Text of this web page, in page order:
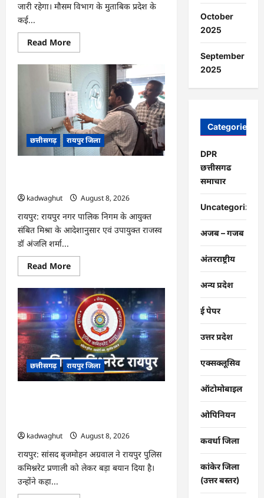
जारी रहेगा। मौसम विभाग के मुताबिक प्रदेश के
कई...
Read MoreRead
more
CG
:
किताबों
से
भरा
बस्ता
और
स्कूल
पहुंचने
के
लिए
मुश्किल
छत्तीसगढ़ रायपुर जिला
kadwaghut
August 8, 2026
रायपुर: रायपुर नगर पालिक निगम के आयुक्त
संबित मिश्रा के आदेशानुसार एवं उपायुक्त राजस्व
डॉ अंजलि शर्मा...
Read MoreRead
more
CG
मोती
महल
में
संपत्तिकर
वसूली
अभियान,
सीलिंग
की
कार्रवाई
…
छत्तीसगढ़ रायपुर जिला
kadwaghut
August 8, 2026
रायपुर: सांसद बृजमोहन अग्रवाल ने रायपुर पुलिस
कमिश्नरेट प्रणाली को लेकर बड़ा बयान दिया है।
उन्होंने कहा...
October
2025
September
2025
Categories
DPR
छत्तीसगढ
समाचार
Uncategorized
अजब – गजब
अंतरराष्ट्रीय
अन्य प्रदेश
ई पेपर
उत्तर प्रदेश
एक्सक्लूसिव
ऑटोमोबाइल
ओपिनियन
कवर्धा जिला
कांकेर जिला
(उत्तर बस्तर)